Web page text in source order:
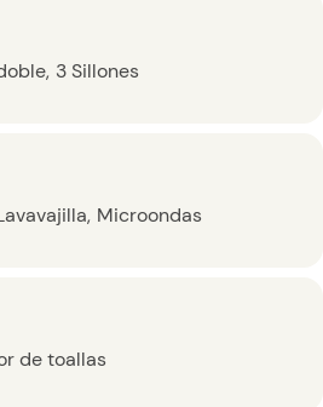
3 Sillones
Microondas
de toallas